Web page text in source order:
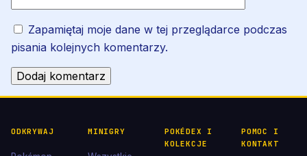
Zapamiętaj moje dane w tej przeglądarce podczas
pisania kolejnych komentarzy.
ODKRYWAJ MINIGRY
POKÉDEX I
KOLEKCJE
POMOC I
KONTAKT